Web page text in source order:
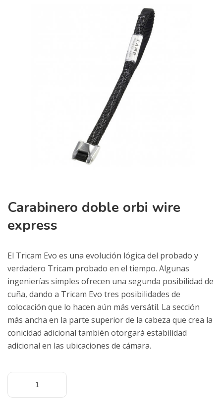
Carabinero doble orbi wire
express
El Tricam Evo es una evolución lógica del probado y
verdadero Tricam probado en el tiempo. Algunas
ingenierías simples ofrecen una segunda posibilidad de
cuña, dando a Tricam Evo tres posibilidades de
colocación que lo hacen aún más versátil. La sección
más ancha en la parte superior de la cabeza que crea la
conicidad adicional también otorgará estabilidad
adicional en las ubicaciones de cámara.